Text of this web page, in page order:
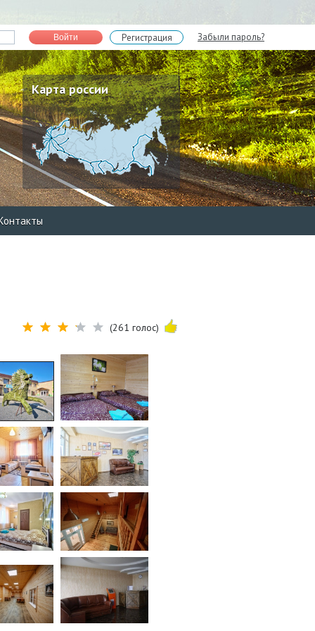
Войти Регистрация Забыли пароль?
Карта россии
(261 голос)